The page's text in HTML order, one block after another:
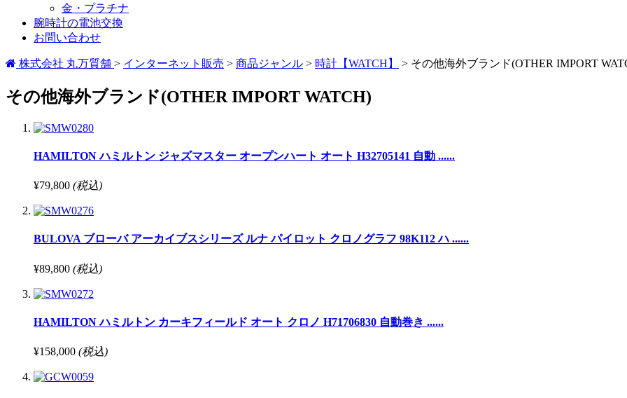
金・プラチナ
腕時計の電池交換
お問い合わせ
株式会社 丸万質舗 > インターネット販売 > 商品ジャンル > 時計【WATCH】 > その他海外ブランド(OTHER IMPORT
その他海外ブランド(OTHER IMPORT WATCH)
HAMILTON ハミルトン ジャズマスター オープンハート オート H32705141 自動 ......
¥79,800 (税込)
BULOVA ブローバ アーカイブスシリーズ ルナ パイロット クロノグラフ 98K112 ハ ......
¥89,800 (税込)
HAMILTON ハミルトン カーキフィールド オート クロノ H71706830 自動巻き ......
¥158,000 (税込)